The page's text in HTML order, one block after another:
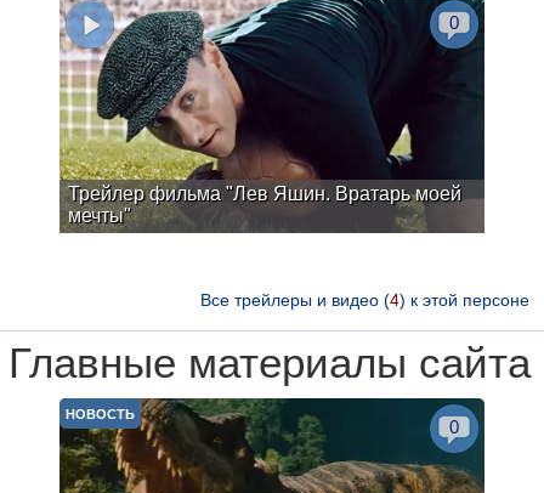
Трейлер фильма "Лев Яшин. Вратарь моей
мечты"
0
Все трейлеры и видео (4) к этой персоне
Главные материалы сайта
НОВОСТЬ
0